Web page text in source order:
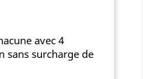
avec 4
sans surcharge de